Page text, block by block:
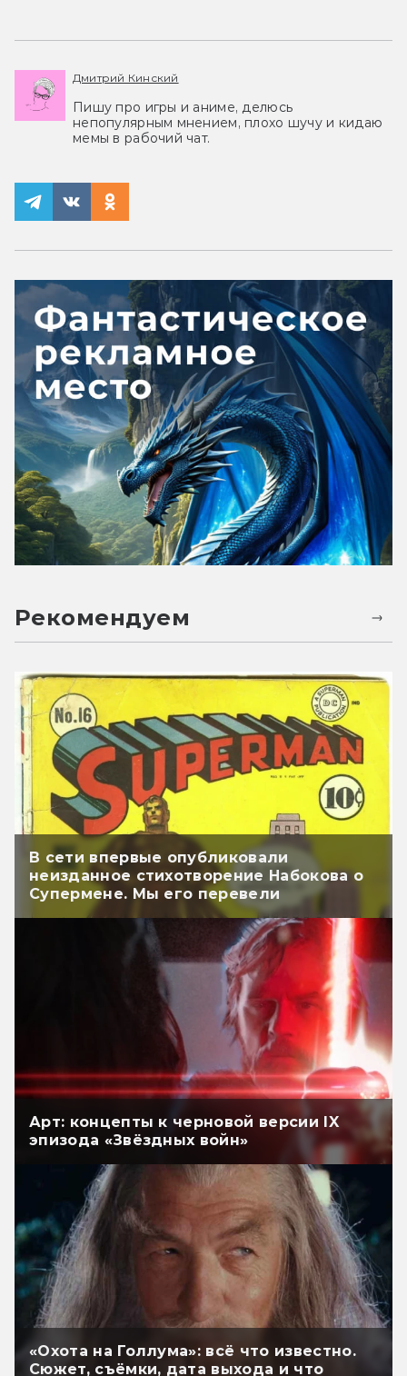
Дмитрий Кинский
Пишу про игры и аниме, делюсь
непопулярным мнением, плохо шучу и кидаю
мемы в рабочий чат.
Рекомендуем
В сети впервые опубликовали
неизданное стихотворение Набокова о
Супермене. Мы его перевели
Арт: концепты к черновой версии IX
эпизода «Звёздных войн»
«Охота на Голлума»: всё что известно.
Сюжет, съёмки, дата выхода и что